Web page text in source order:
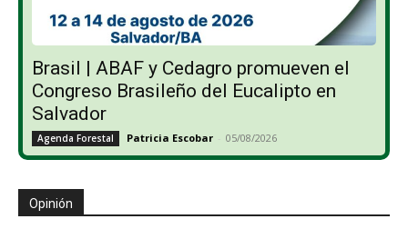
Brasil | ABAF y Cedagro promueven el
Congreso Brasileño del Eucalipto en
Salvador
Agenda Forestal Patricia Escobar - 05/08/2026
Opinión